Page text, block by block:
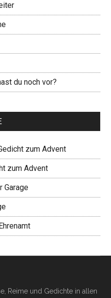
du noch vor?
zum Advent
zum Advent
Garage
Reime und Gedichte in allen